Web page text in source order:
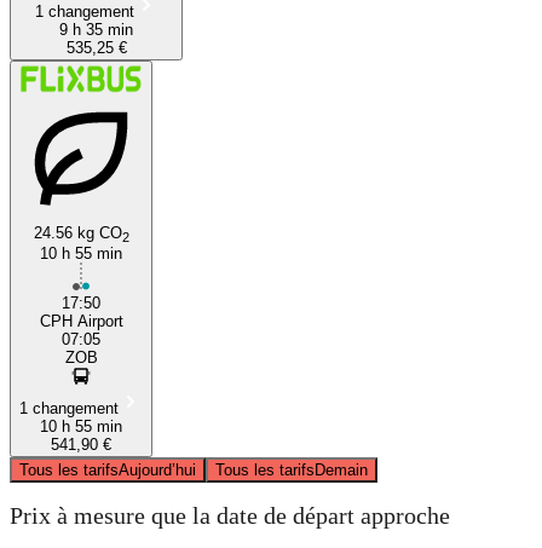
1 changement
9 h 35 min
535,25 €
24.56 kg CO2
10 h 55 min
17:50
CPH Airport
07:05
ZOB
1 changement
10 h 55 min
541,90 €
Tous les tarifsAujourd’hui Tous les tarifsDemain
Prix à mesure que la date de départ approche